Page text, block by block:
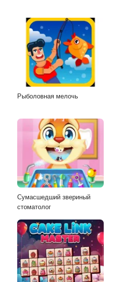
Рыболовная мелочь
Сумасшедший звериный
стоматолог